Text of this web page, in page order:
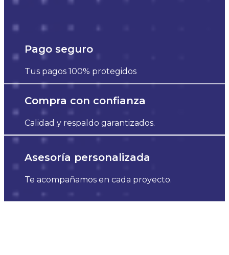
Pago seguro
Tus pagos 100% protegidos
Compra con confianza
Calidad y respaldo garantizados.
Asesoría personalizada
Te acompañamos en cada proyecto.